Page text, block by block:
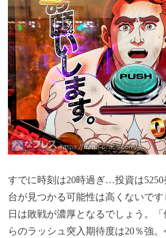
すでに時刻は20時過ぎ…投資は
台が見つかる可能性は高くないで
日は敗戦が濃厚となるでしょう。
らのラッシュ突入期待度は20％強